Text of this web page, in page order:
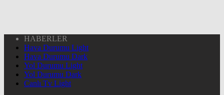
HABERLER
Hava Durumu Light
Hava Durumu Dark
Yol Durumu Light
Yol Durumu Dark
Canlı Tv Light